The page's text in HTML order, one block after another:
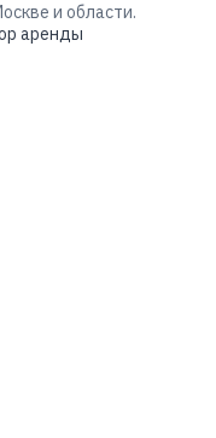
и области.
аренды